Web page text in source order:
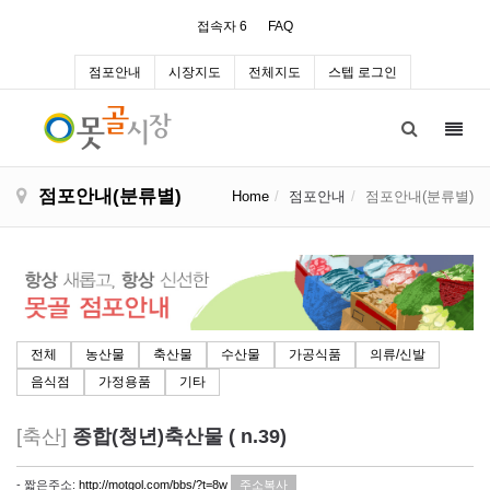
접속자 6 FAQ
점포안내 시장지도 전체지도 스텝 로그인
점포안내(분류별) Home 점포안내 점포안내(분류별)
전체 농산물 축산물 수산물 가공식품
의류/신발
음식점
가정용품 기타
[축산] 종합(청년)축산물 ( n.39)
- 짧은주소: http://motgol.com/bbs/?t=8w 주소복사